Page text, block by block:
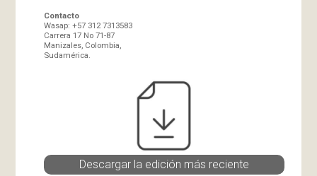
Contacto
Wasap: +57 312 7313583
Carrera 17 No 71-87
Manizales, Colombia,
Sudamérica.
Descargar la edición más reciente